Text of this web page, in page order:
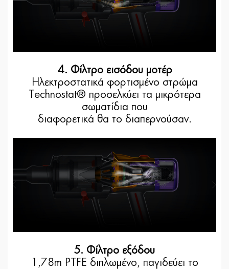
4. Φίλτρο εισόδου μοτέρ
Ηλεκτροστατικά φορτισμένο στρώμα
Technostat® προσελκύει τα μικρότερα
σωματίδια που
διαφορετικά θα το διαπερνούσαν.
5. Φίλτρο εξόδου
1,78m PTFE διπλωμένο, παγιδεύει το